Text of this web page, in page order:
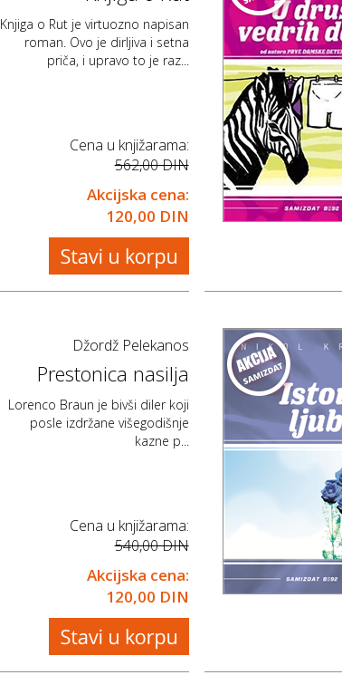
Knjiga o Rut je virtuozno napisan
roman. Ovo je dirljiva i setna
priča, i upravo to je raz...
Cena u knjižarama:
562,00 DIN
Akcijska cena:
120,00 DIN
Džordž Pelekanos
Prestonica nasilja
Lorenco Braun je bivši diler koji
posle izdržane višegodišnje
kazne p...
Cena u knjižarama:
540,00 DIN
Akcijska cena:
120,00 DIN